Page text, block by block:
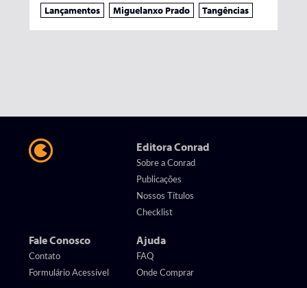
Lançamentos Miguelanxo Prado Tangências
Editora Conrad
Sobre a Conrad
Publicações
Nossos Títulos
Checklist
Fale Conosco
Contato
Formulário Acessível
Ajuda
FAQ
Onde Comprar